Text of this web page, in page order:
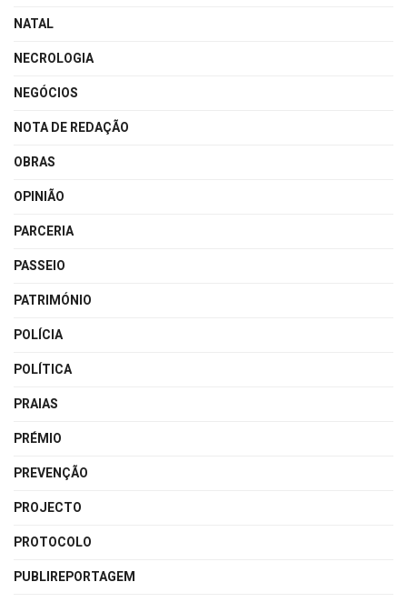
NATAL
NECROLOGIA
NEGÓCIOS
NOTA DE REDAÇÃO
OBRAS
OPINIÃO
PARCERIA
PASSEIO
PATRIMÓNIO
POLÍCIA
POLÍTICA
PRAIAS
PRÉMIO
PREVENÇÃO
PROJECTO
PROTOCOLO
PUBLIREPORTAGEM